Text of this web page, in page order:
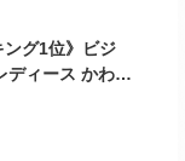
グ1位》ビジ
ディース かわい
ポーツ アウト
ブラック 夏 海